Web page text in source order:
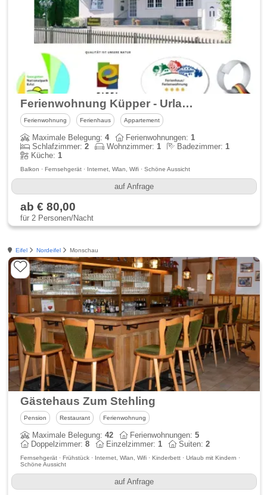
Ferienwohnung Küpper - Urlaub zwischen Nationalpark Eifel und dem Naturpark Hohes Venn
Ferienwohnung Ferienhaus Appartement
Maximale Belegung:4 Ferienwohnungen:1
Schlafzimmer:2 Wohnzimmer:1 Badezimmer:1
Küche:1
Balkon · Fernsehgerät · Internet, Wlan, Wifi · Schöne Aussicht
auf Anfrage
ab € 80,00
für 2 Personen/Nacht
Eifel Nordeifel Monschau
Gästehaus Zum Stehling
Pension Restaurant Ferienwohnung
Maximale Belegung:42 Ferienwohnungen:5
Doppelzimmer:8 Einzelzimmer:1 Suiten:2
Fernsehgerät · Frühstück · Internet, Wlan, Wifi · Kinderbett · Urlaub mit Kindern ·
Schöne Aussicht
auf Anfrage